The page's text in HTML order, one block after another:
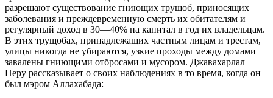
разрешают существование гниющих трущоб, приносящих
заболевания и преждевременную смерть их обитателям и
регулярный доход в 30—40% на капитал в год их владельцам.
В этих трущобах, принадлежащих частным лицам и трестам,
улицы никогда не убираются, узкие проходы между домами
завалены гниющими отбросами и мусором. Джавахарлал
Перу рассказывает о своих наблюдениях в то время, когда он
был мэром Аллахабада: